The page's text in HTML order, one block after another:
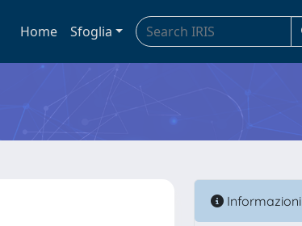
Home Sfoglia
Informazioni